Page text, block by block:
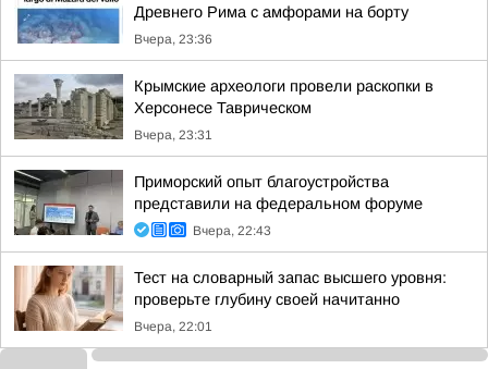
Древнего Рима с амфорами на борту
Вчера, 23:36
Крымские археологи провели раскопки в
Херсонесе Таврическом
Вчера, 23:31
Приморский опыт благоустройства
представили на федеральном форуме
Вчера, 22:43
Тест на словарный запас высшего уровня:
проверьте глубину своей начитанно
Вчера, 22:01